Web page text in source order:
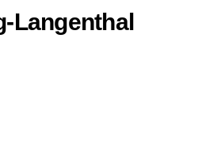
Langenthal